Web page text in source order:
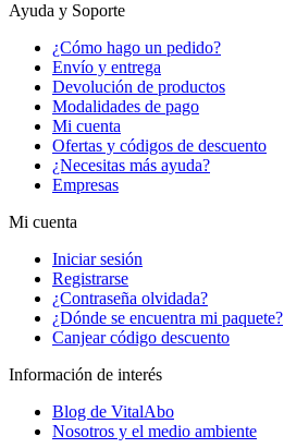
Ayuda y Soporte
¿Cómo hago un pedido?
Envío y entrega
Devolución de productos
Modalidades de pago
Mi cuenta
Ofertas y códigos de descuento
¿Necesitas más ayuda?
Empresas
Mi cuenta
Iniciar sesión
Registrarse
¿Contraseña olvidada?
¿Dónde se encuentra mi paquete?
Canjear código descuento
Información de interés
Blog de VitalAbo
Nosotros y el medio ambiente